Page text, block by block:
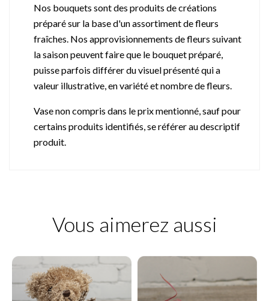
Nos bouquets sont des produits de créations
préparé sur la base d'un assortiment de fleurs
fraîches. Nos approvisionnements de fleurs suivant
la saison peuvent faire que le bouquet préparé,
puisse parfois différer du visuel présenté qui a
valeur illustrative, en variété et nombre de fleurs.
Vase non compris dans le prix mentionné, sauf pour
certains produits identifiés, se référer au descriptif
produit.
Vous aimerez aussi